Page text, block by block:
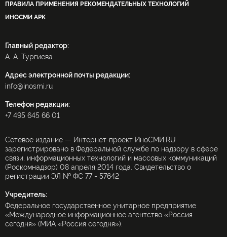
ПРАВИЛА ПРИМЕНЕНИЯ РЕКОМЕНДАТЕЛЬНЫХ ТЕХНОЛОГИЙ
ИНОСМИ APK
Главный редактор:
А. А. Тургиева
Адрес электронной почты редакции:
info@inosmi.ru
Телефон редакции:
+7 495 645 66 01
Сетевое издание — Интернет-проект ИноСМИ.RU
зарегистрировано в Федеральной службе по надзору в сфере
связи, информационных технологий и массовых коммуникаций
(Роскомнадзор) 08 апреля 2014 года. Свидетельство о
регистрации ЭЛ № ФС 77 - 57642
Учредитель:
Федеральное государственное унитарное предприятие
«Международное информационное агентство «Россия
сегодня» (МИА «Россия сегодня»).